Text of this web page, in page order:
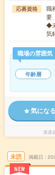
応募資格
職
要
◆
気
職場の雰囲気
年齢層
気にな
派遣
未読
NEW
掲載日